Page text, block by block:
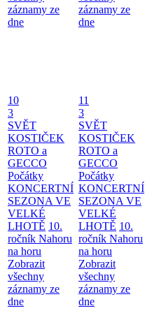
záznamy ze
dne
záznamy ze
dne
10
3
SVĚT
KOSTIČEK
ROTO a
GECCO
Počátky
KONCERTNÍ
SEZONA VE
VELKÉ
LHOTĚ 10.
ročník Nahoru
na horu
Zobrazit
všechny
záznamy ze
dne
11
3
SVĚT
KOSTIČEK
ROTO a
GECCO
Počátky
KONCERTNÍ
SEZONA VE
VELKÉ
LHOTĚ 10.
ročník Nahoru
na horu
Zobrazit
všechny
záznamy ze
dne